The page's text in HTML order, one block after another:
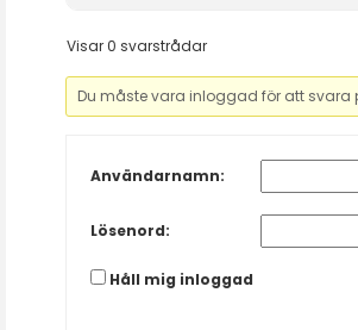
Visar 0 svarstrådar
Du måste vara inloggad för att svara
Användarnamn:
Lösenord:
Håll mig inloggad